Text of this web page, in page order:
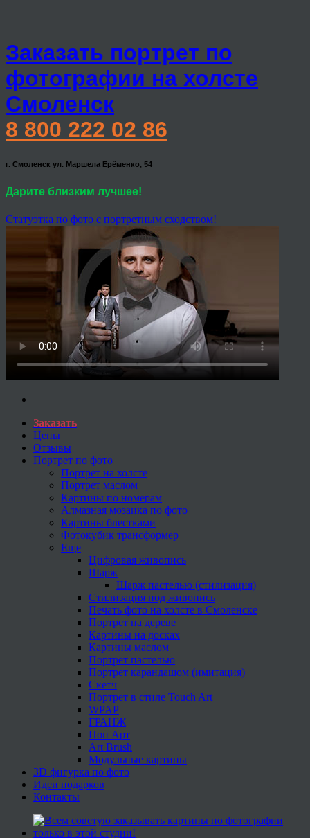
Заказать портрет по
фотографии на холсте
Смоленск
8 800 222 02 86
г. Смоленск ул. Маршела Ерёменко, 54
Дарите близким лучшее!
Статуэтка по фото с портретным сходством!
Заказать
Цены
Отзывы
Портрет по фото
Портрет на холсте
Портрет маслом
Картины по номерам
Алмазная мозаика по фото
Картины блестками
Фотокубик трансформер
Еще
Цифровая живопись
Шарж
Шарж пастелью (стилизация)
Стилизация под живопись
Печать фото на холсте в Смоленске
Портрет на дереве
Картины на досках
Картины маслом
Портрет пастелью
Портрет карандашом (имитация)
Скетч
Портрет в стиле Touch Art
WPAP
ГРАНЖ
Поп Арт
Art Brush
Модульные картины
3D фигурка по фото
Идеи подарков
Контакты